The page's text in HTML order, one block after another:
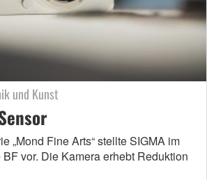
und Kunst
„Mond Fine Arts“ stellte SIGMA im
vor. Die Kamera erhebt Reduktion